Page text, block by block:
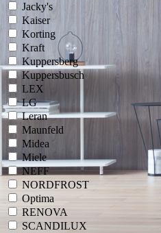
Jacky's
Kaiser
Korting
Kraft
Kuppersberg
Kuppersbusch
LEX
LG
Leran
Maunfeld
Midea
Miele
NEFF
NORDFROST
Optima
RENOVA
SCANDILUX